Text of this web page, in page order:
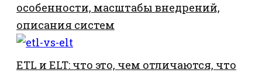
особенности, масштабы внедрений,
описания систем
ETL и ELT: что это, чем отличаются, что